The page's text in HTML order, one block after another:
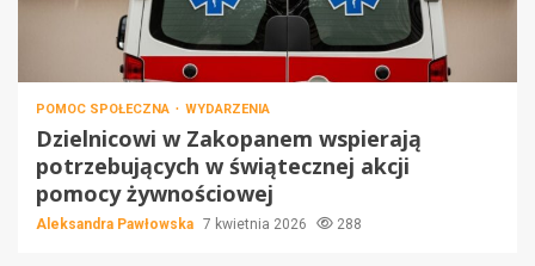
POMOC SPOŁECZNA WYDARZENIA
Dzielnicowi w Zakopanem wspierają
potrzebujących w świątecznej akcji
pomocy żywnościowej
Aleksandra Pawłowska 7 kwietnia 2026 288